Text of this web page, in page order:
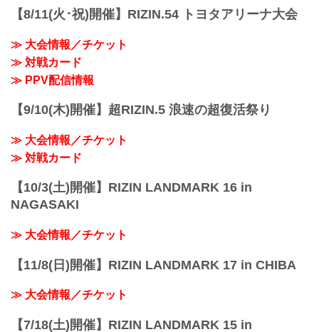
お得なPPV前売りチケットは、大会前日
【8/11(火･祝)開催】RIZIN.54 トヨタアリーナ大会
≫ 大会情報／チケット
≫ 対戦カード
≫ PPV配信情報
【9/10(木)開催】超RIZIN.5 浪速の超復活祭り
≫ 大会情報／チケット
≫ 対戦カード
【10/3(土)開催】RIZIN LANDMARK 16 in
NAGASAKI
≫ 大会情報／チケット
【11/8(日)開催】RIZIN LANDMARK 17 in CHIBA
≫ 大会情報／チケット
【7/18(土)開催】RIZIN LANDMARK 15 in